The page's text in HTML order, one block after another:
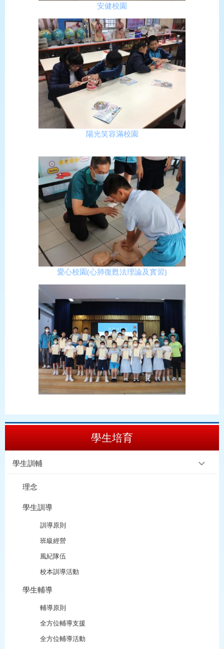
安健校園
陽光笑容滿校園
愛心校園(心肺復甦法理論及實習)
學生培育
學生訓輔
理念
學生訓導
訓導原則
班級經營
風紀隊伍
校本訓導活動
學生輔導
輔導原則
全方位輔導支援
全方位輔導活動